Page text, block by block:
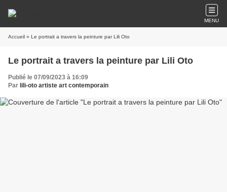
MENU
Accueil » Le portrait a travers la peinture par Lili Oto
Le portrait a travers la peinture par Lili Oto
Publié le 07/09/2023 à 16:09
Par lili-oto artiste art contemporain